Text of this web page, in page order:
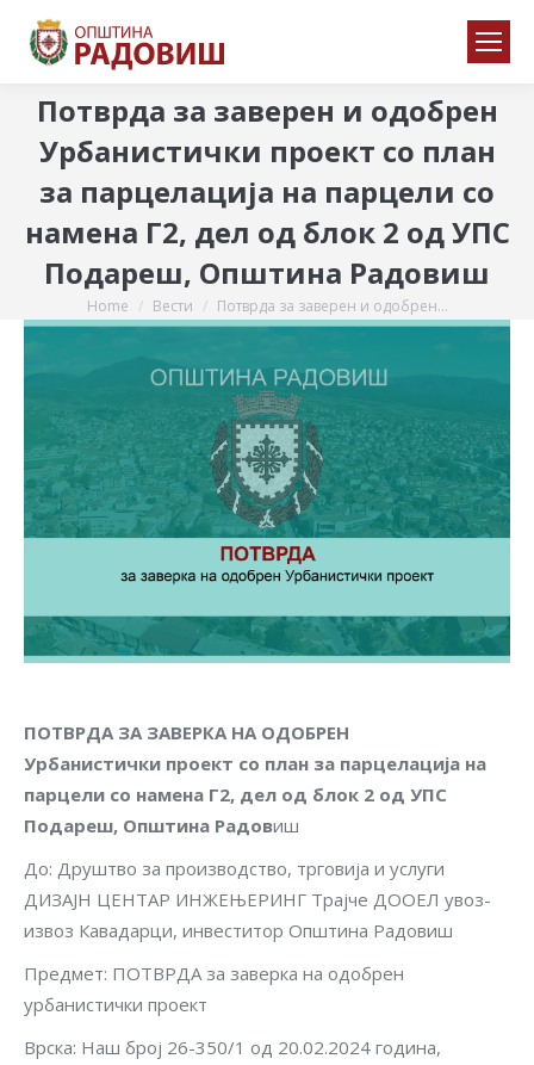
Потврда за заверен и одобрен
Урбанистички проект со план
за парцелација на парцели со
намена Г2, дел од блок 2 од УПС
Подареш, Општина Радовиш
You are here:
Home Вести Потврда за заверен и одобрен…
ПОТВРДА ЗА ЗАВЕРКА НА ОДОБРЕН
Урбанистички проект со план за парцелација на
парцели со намена Г2, дел од блок 2 од УПС
Подареш, Општина Радовиш
До: Друштво за производство, трговија и услуги
ДИЗАЈН ЦЕНТАР ИНЖЕЊЕРИНГ Трајче ДООЕЛ увоз-
извоз Кавадарци, инвеститор Општина Радовиш
Предмет: ПОТВРДА за заверка на одобрен
урбанистички проект
Врска: Наш брoj 26-350/1 од 20.02.2024 година,